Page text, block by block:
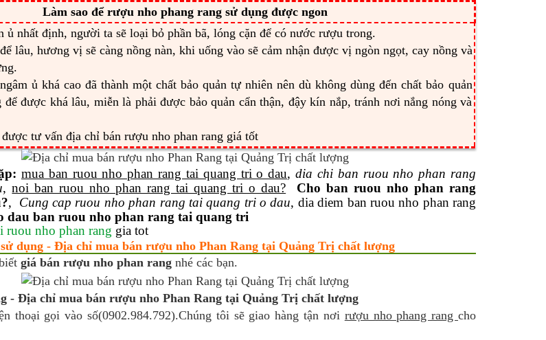
Làm sao để rượu nho phang rang sử dụng được ngon
ủ nhất định, người ta sẽ loại bỏ phần bã, lóng cặn để có nước rượu trong.
lâu, hương vị sẽ càng nồng nàn, khi uống vào sẽ cảm nhận được vị ngòn ngọt, cay nồng và
ủ khá cao đã thành một chất bảo quản tự nhiên nên dù không dùng đến chất bảo quản
để được khá lâu, miễn là phải được bảo quản cẩn thận, đậy kín nắp, tránh nơi nắng nóng và
tư vấn địa chỉ bán rượu nho phan rang giá tốt
mua ban ruou nho phan rang tai quang tri o dau,dia chi ban ruou nho phan rang
,noi ban ruou nho phan rang tai quang tri o dau?
Cho ban ruou nho phan rang
, Cung cap ruou nho phan rang tai quang tri o dau, dia diem ban ruou nho phan rang
dau ban ruou nho phan rang tai quang tri
ruou nho phan rang gia tot
dụng - Địa chỉ mua bán rượu nho Phan Rang tại Quảng Trị chất lượng
giá bán rượu nho phan rangnhé các bạn.
- Địa chỉ mua bán rượu nho Phan Rang tại Quảng Trị chất lượng
thoại gọi vào số(0902.984.792).Chúng tôi sẽ giao hàng tận nơi rượu nho phang rangcho